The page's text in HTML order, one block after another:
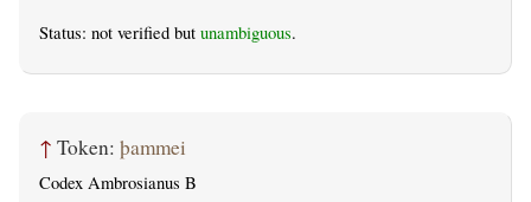
Status: not verified but unambiguous.
↑ Token: þammei
Codex Ambrosianus B